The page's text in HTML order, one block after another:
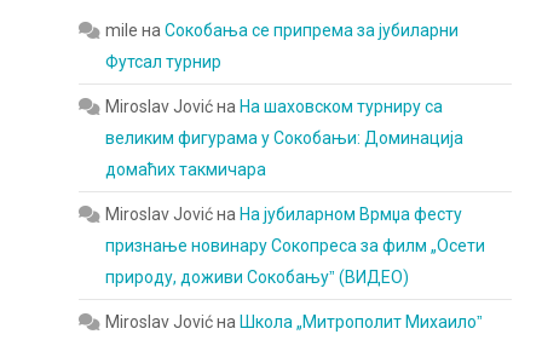
mile наСокобања се припрема за јубиларни
Футсал турнир
Miroslav Jovićна На шаховском турниру са
великим фигурама у Сокобањи: Доминација
домаћих такмичара
Miroslav Jovićна На јубиларном Врмџа фесту
признање новинару Сокопреса за филм „Осети
природу, доживи Сокобањуˮ (ВИДЕО)
Miroslav Jovićна Школа „Митрополит Михаилоˮ